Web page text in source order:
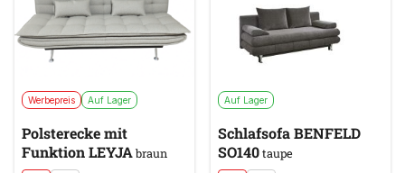
Werbepreis Auf Lager
Polsterecke mit
Funktion LEYJAbraun
Auf Lager
Schlafsofa BENFELD
SO140taupe